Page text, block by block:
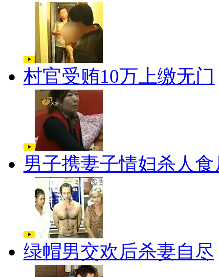
村官受贿10万上缴无门
男子携妻子情妇杀人食
绿帽男交欢后杀妻自尽